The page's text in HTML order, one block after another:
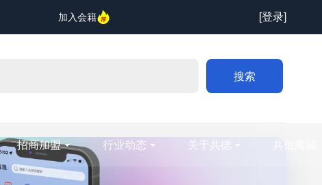
加入会籍 [登录]
搜索
招商加盟 行业动态 关于共德 共信商城